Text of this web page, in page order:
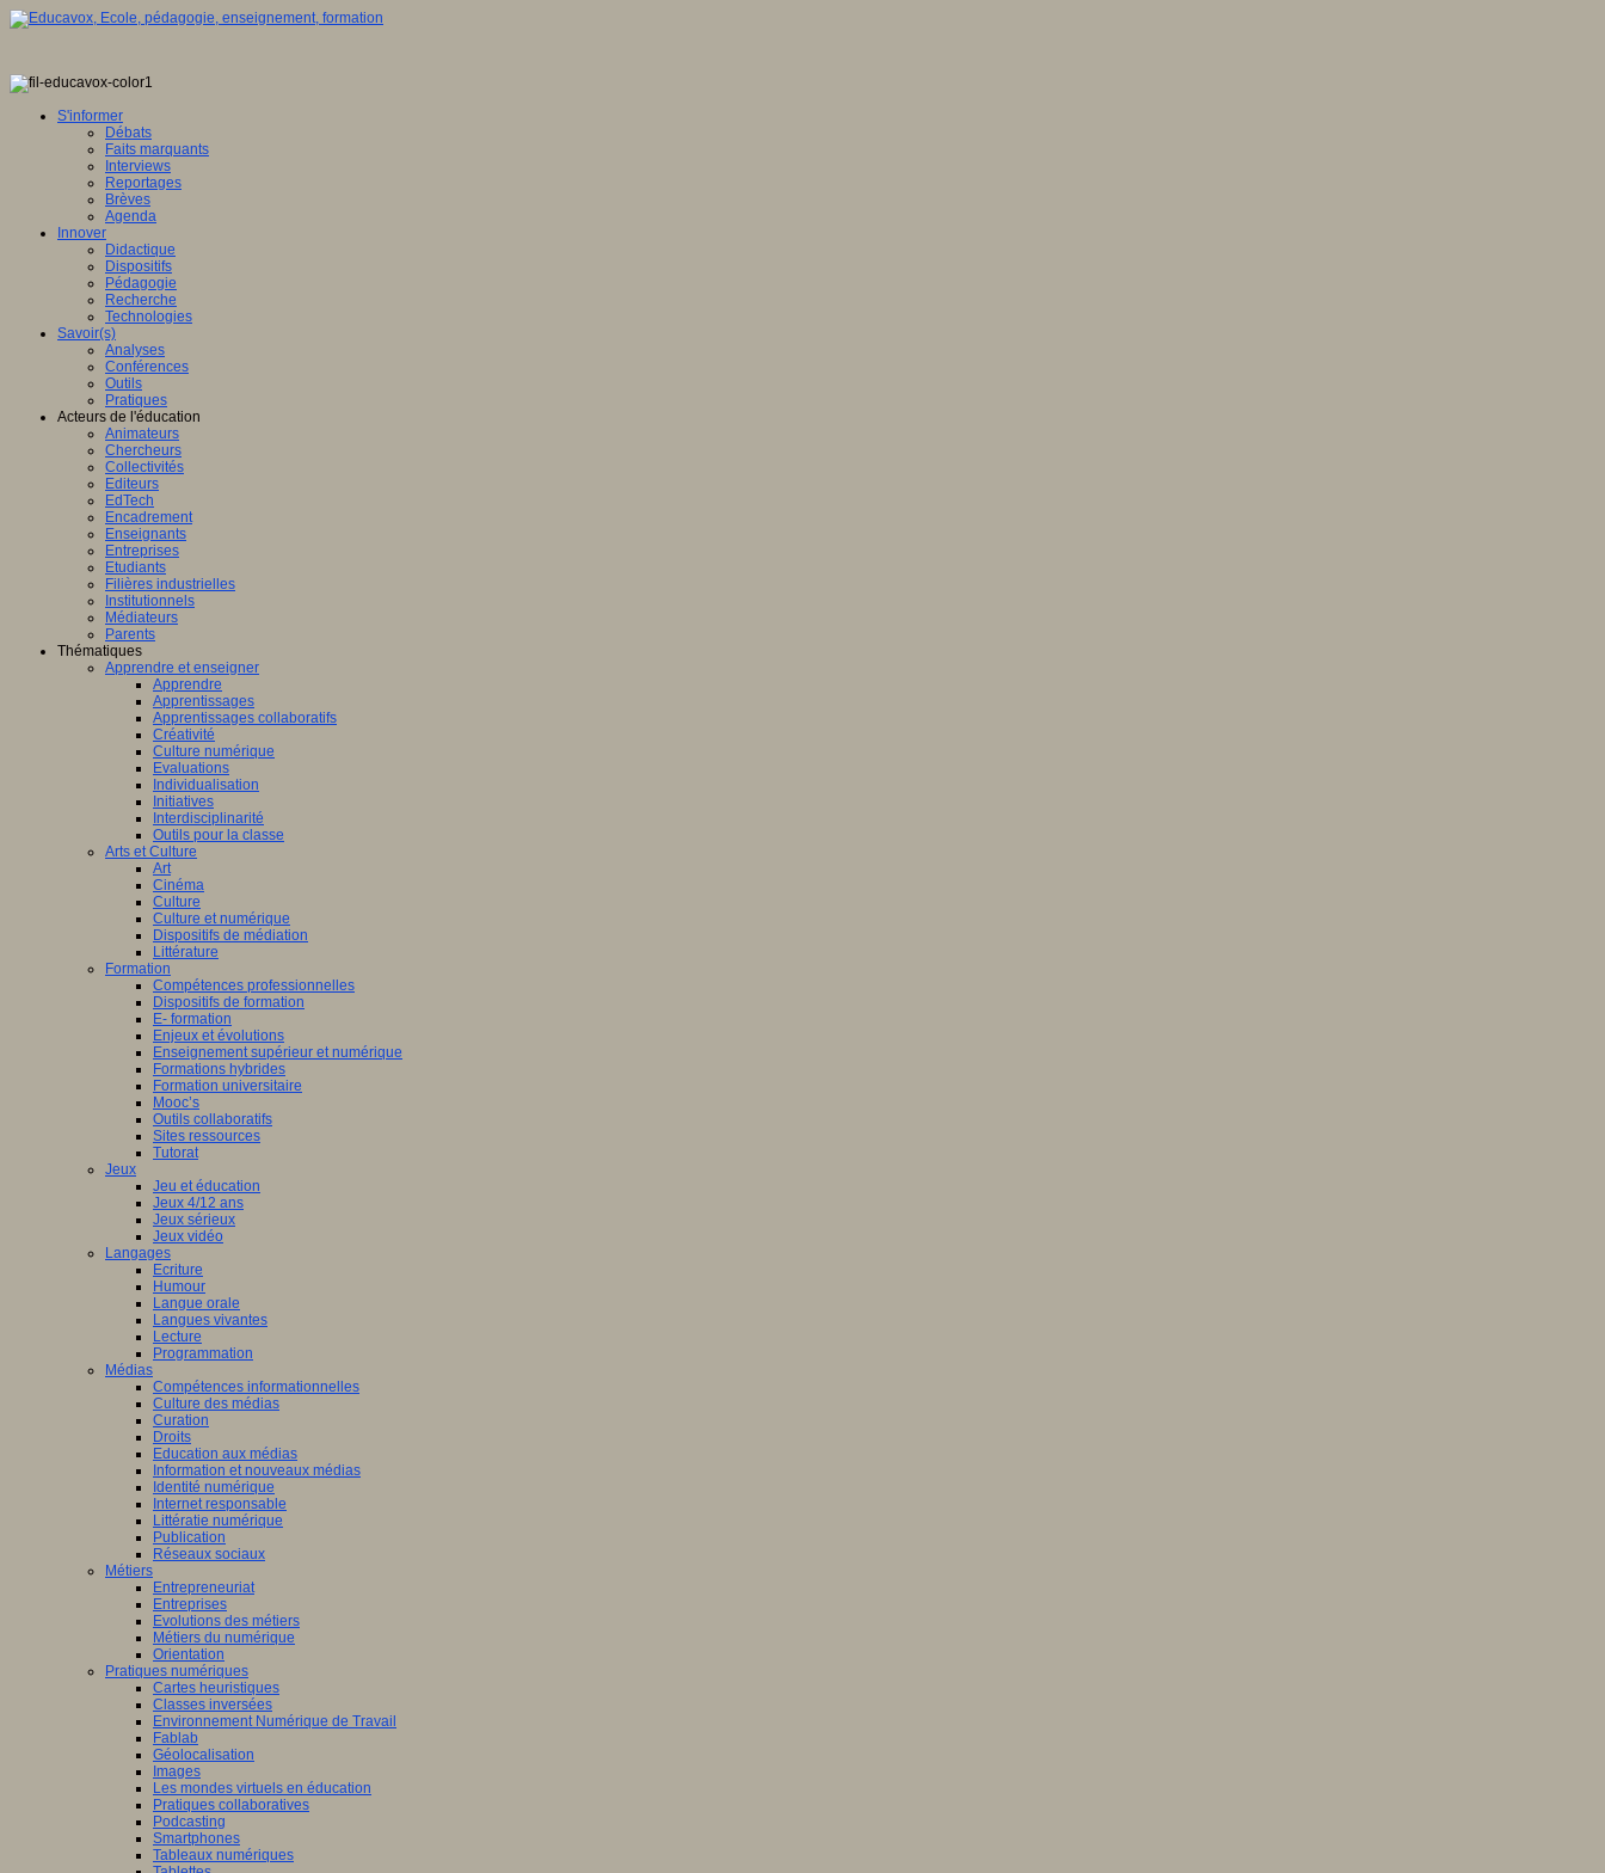
S'informer
Débats
Faits marquants
Interviews
Reportages
Brèves
Agenda
Innover
Didactique
Dispositifs
Pédagogie
Recherche
Technologies
Savoir(s)
Analyses
Conférences
Outils
Pratiques
Acteurs de l'éducation
Animateurs
Chercheurs
Collectivités
Editeurs
EdTech
Encadrement
Enseignants
Entreprises
Etudiants
Filières industrielles
Institutionnels
Médiateurs
Parents
Thématiques
Apprendre et enseigner
Apprendre
Apprentissages
Apprentissages collaboratifs
Créativité
Culture numérique
Evaluations
Individualisation
Initiatives
Interdisciplinarité
Outils pour la classe
Arts et Culture
Art
Cinéma
Culture
Culture et numérique
Dispositifs de médiation
Littérature
Formation
Compétences professionnelles
Dispositifs de formation
E- formation
Enjeux et évolutions
Enseignement supérieur et numérique
Formations hybrides
Formation universitaire
Mooc’s
Outils collaboratifs
Sites ressources
Tutorat
Jeux
Jeu et éducation
Jeux 4/12 ans
Jeux sérieux
Jeux vidéo
Langages
Ecriture
Humour
Langue orale
Langues vivantes
Lecture
Programmation
Médias
Compétences informationnelles
Culture des médias
Curation
Droits
Education aux médias
Information et nouveaux médias
Identité numérique
Internet responsable
Littératie numérique
Publication
Réseaux sociaux
Métiers
Entrepreneuriat
Entreprises
Evolutions des métiers
Métiers du numérique
Orientation
Pratiques numériques
Cartes heuristiques
Classes inversées
Environnement Numérique de Travail
Fablab
Géolocalisation
Images
Les mondes virtuels en éducation
Pratiques collaboratives
Podcasting
Smartphones
Tableaux numériques